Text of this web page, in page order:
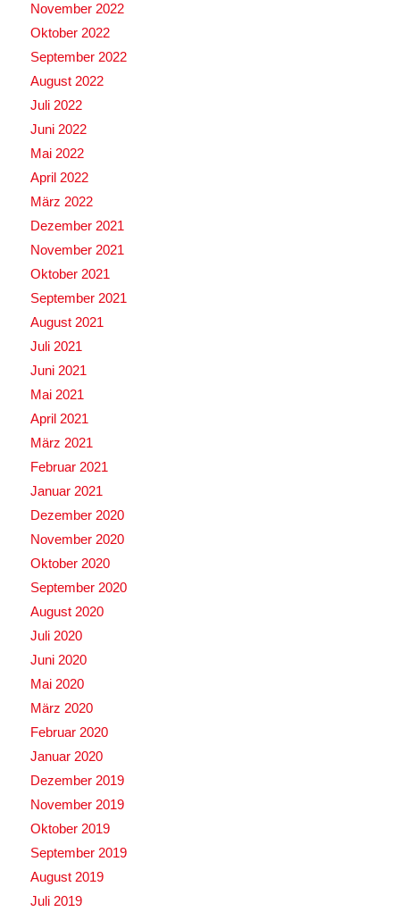
November 2022
Oktober 2022
September 2022
August 2022
Juli 2022
Juni 2022
Mai 2022
April 2022
März 2022
Dezember 2021
November 2021
Oktober 2021
September 2021
August 2021
Juli 2021
Juni 2021
Mai 2021
April 2021
März 2021
Februar 2021
Januar 2021
Dezember 2020
November 2020
Oktober 2020
September 2020
August 2020
Juli 2020
Juni 2020
Mai 2020
März 2020
Februar 2020
Januar 2020
Dezember 2019
November 2019
Oktober 2019
September 2019
August 2019
Juli 2019